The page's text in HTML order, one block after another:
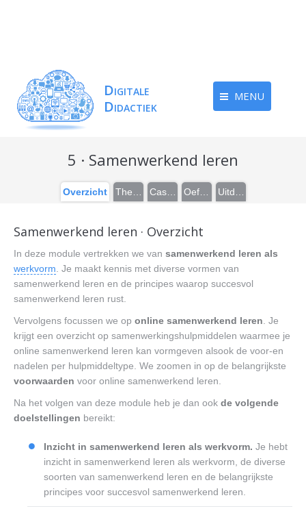
MENU
5 · Samenwerkend leren
Overzicht Casussen Oefeningen
Samenwerkend leren · Overzicht
In deze module vertrekken we van samenwerkend leren als
werkvorm . Je maakt kennis met diverse vormen van
samenwerkend leren en de principes waarop succesvol
samenwerkend leren rust.
Vervolgens focussen we op online samenwerkend leren . Je
krijgt een overzicht op samenwerkingshulpmiddelen waarmee je
online samenwerkend leren kan vormgeven alsook de voor-en
nadelen per hulpmiddeltype. We zoomen in op de belangrijkste
voorwaarden voor online samenwerkend leren.
Na het volgen van deze module heb je dan ook de volgende
doelstellingen bereikt:
Inzicht in samenwerkend leren als werkvorm. Je hebt
inzicht in samenwerkend leren als werkvorm, de diverse
soorten van samenwerkend leren en de belangrijkste
principes voor succesvol samenwerkend leren.